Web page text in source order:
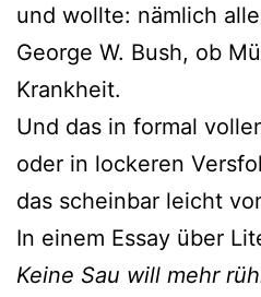
und wollte: nämlich
George W. Bush, ob
Krankheit.
Und das in formal
oder in lockeren
das scheinbar leicht
In einem Essay über
Keine Sau will mehr